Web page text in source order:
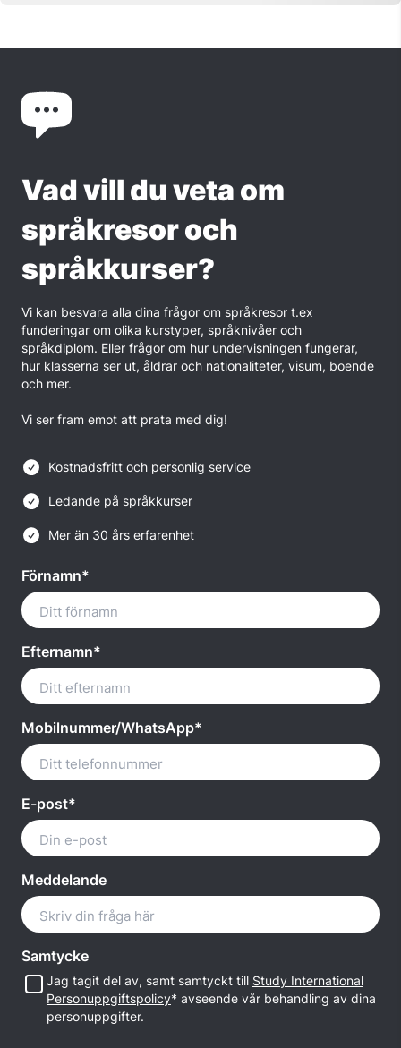
Vad vill du veta om
språkresor och
språkkurser?
Vi kan besvara alla dina frågor om språkresor t.ex
funderingar om olika kurstyper, språknivåer och
språkdiplom. Eller frågor om hur undervisningen fungerar,
hur klasserna ser ut, åldrar och nationaliteter, visum, boende
och mer.
Vi ser fram emot att prata med dig!
Kostnadsfritt och personlig service
Ledande på språkkurser
Mer än 30 års erfarenhet
Förnamn*
Efternamn*
Mobilnummer/WhatsApp*
E-post*
Meddelande
Samtycke
Jag tagit del av, samt samtyckt till Study International
Personuppgiftspolicy* avseende vår behandling av dina
personuppgifter.